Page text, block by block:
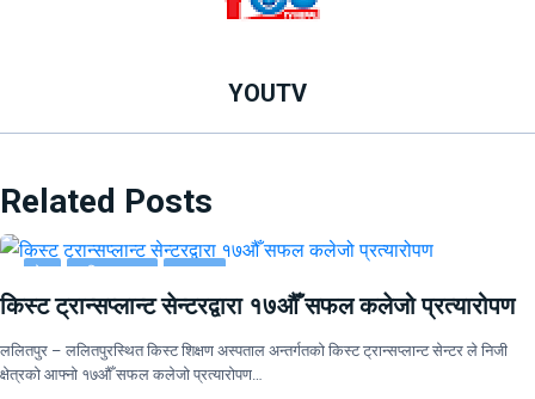
YOUTV
Related Posts
किस्ट ट्रान्सप्लान्ट सेन्टरद्वारा १७औँ सफल कलेजो प्रत्यारोपण
ललितपुर – ललितपुरस्थित किस्ट शिक्षण अस्पताल अन्तर्गतको किस्ट ट्रान्सप्लान्ट सेन्टर ले निजी
क्षेत्रको आफ्नो १७औँ सफल कलेजो प्रत्यारोपण…